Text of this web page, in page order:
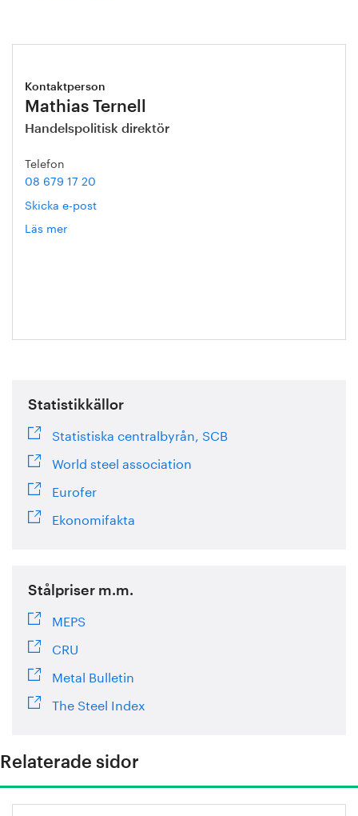
Kontaktperson
Mathias Ternell
Handelspolitisk direktör
Telefon
08 679 17 20
Skicka e-post
Läs mer
Statistikkällor
Statistiska centralbyrån, SCB
World steel association
Eurofer
Ekonomifakta
Stålpriser m.m.
MEPS
CRU
Metal Bulletin
The Steel Index
Relaterade sidor